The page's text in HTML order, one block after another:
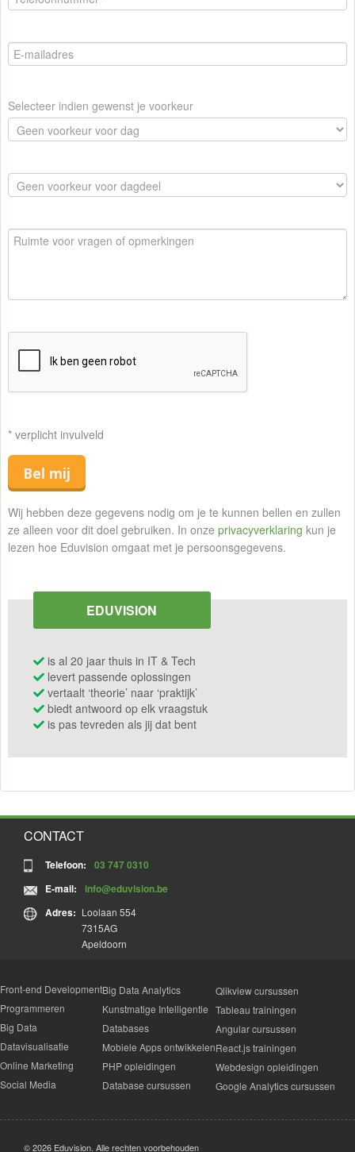
Selecteer indien gewenst je voorkeur
* verplicht invulveld
Bel mij
Wij hebben deze gegevens nodig om je te kunnen bellen en zullen
ze alleen voor dit doel gebruiken. In onze privacyverklaring kun je
lezen hoe Eduvision omgaat met je persoonsgegevens.
EDUVISION
is al 20 jaar thuis in IT & Tech
levert passende oplossingen
vertaalt ‘theorie’ naar ‘praktijk’
biedt antwoord op elk vraagstuk
is pas tevreden als jij dat bent
CONTACT
Telefoon:
03 747 0310
E-mail:
info@eduvision.be
Adres: Loolaan 554
7315AG
Apeldoorn
Front-end Development
Programmeren
Big Data
Datavisualisatie
Online Marketing
Social Media
Big Data Analytics
Kunstmatige Intelligentie
Databases
Mobiele Apps ontwikkelen
PHP opleidingen
Database cursussen
Qlikview cursussen
Tableau trainingen
Angular cursussen
React.js trainingen
Webdesign opleidingen
Google Analytics cursussen
© 2026 Eduvision. Alle rechten voorbehouden